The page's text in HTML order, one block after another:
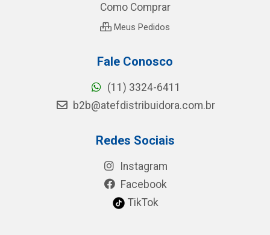
Como Comprar
Meus Pedidos
Fale Conosco
(11) 3324-6411
b2b@atefdistribuidora.com.br
Redes Sociais
Instagram
Facebook
TikTok